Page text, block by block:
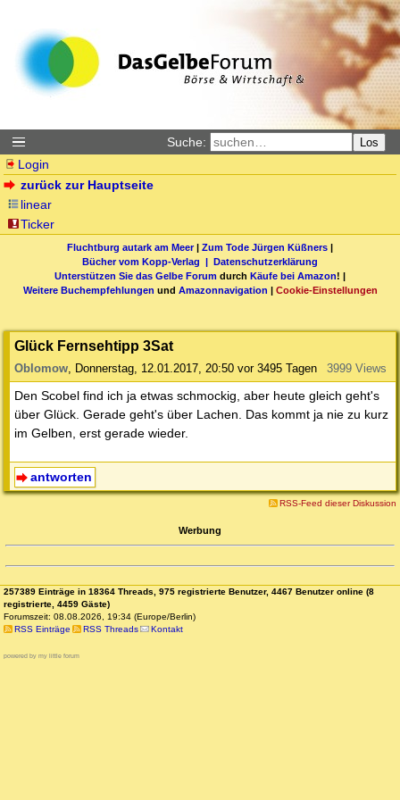
Suche: Los
Login
zurück zur Hauptseite
linear
Ticker
Fluchtburg autark am Meer| Zum Tode Jürgen Küßners |
Bücher vom Kopp-Verlag | Datenschutzerklärung
Unterstützen Sie das Gelbe Forum durch Käufe bei Amazon! |
Weitere Buchempfehlungen und Amazonnavigation | Cookie-Einstellungen
Glück Fernsehtipp 3Sat
Oblomow, Donnerstag, 12.01.2017, 20:50 vor 3495 Tagen 3999 Views
Den Scobel find ich ja etwas schmockig, aber heute gleich geht's
über Glück. Gerade geht's über Lachen. Das kommt ja nie zu kurz
im Gelben, erst gerade wieder.
antworten
RSS-Feed dieser Diskussion
Werbung
257389 Einträge in 18364 Threads, 975 registrierte Benutzer, 4467 Benutzer online (8
registrierte, 4459 Gäste)
Forumszeit: 08.08.2026, 19:34 (Europe/Berlin)
RSS Einträge
RSS Threads Kontakt
powered by my little forum